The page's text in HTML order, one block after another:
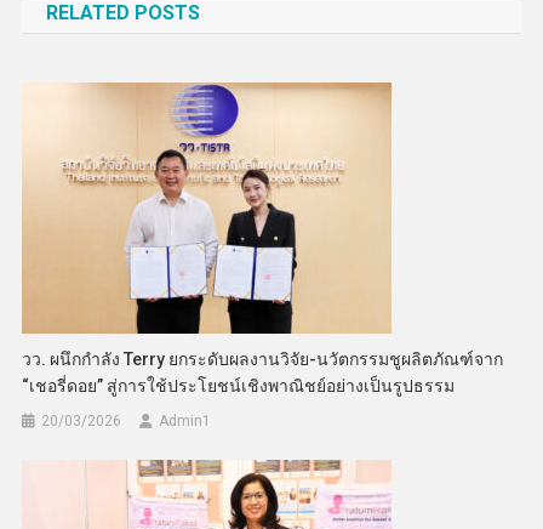
RELATED POSTS
วว. ผนึกกำลัง Terry ยกระดับผลงานวิจัย-นวัตกรรมชูผลิตภัณฑ์จาก
“เชอรี่ดอย” สู่การใช้ประโยชน์เชิงพาณิชย์อย่างเป็นรูปธรรม
20/03/2026 Admin​1